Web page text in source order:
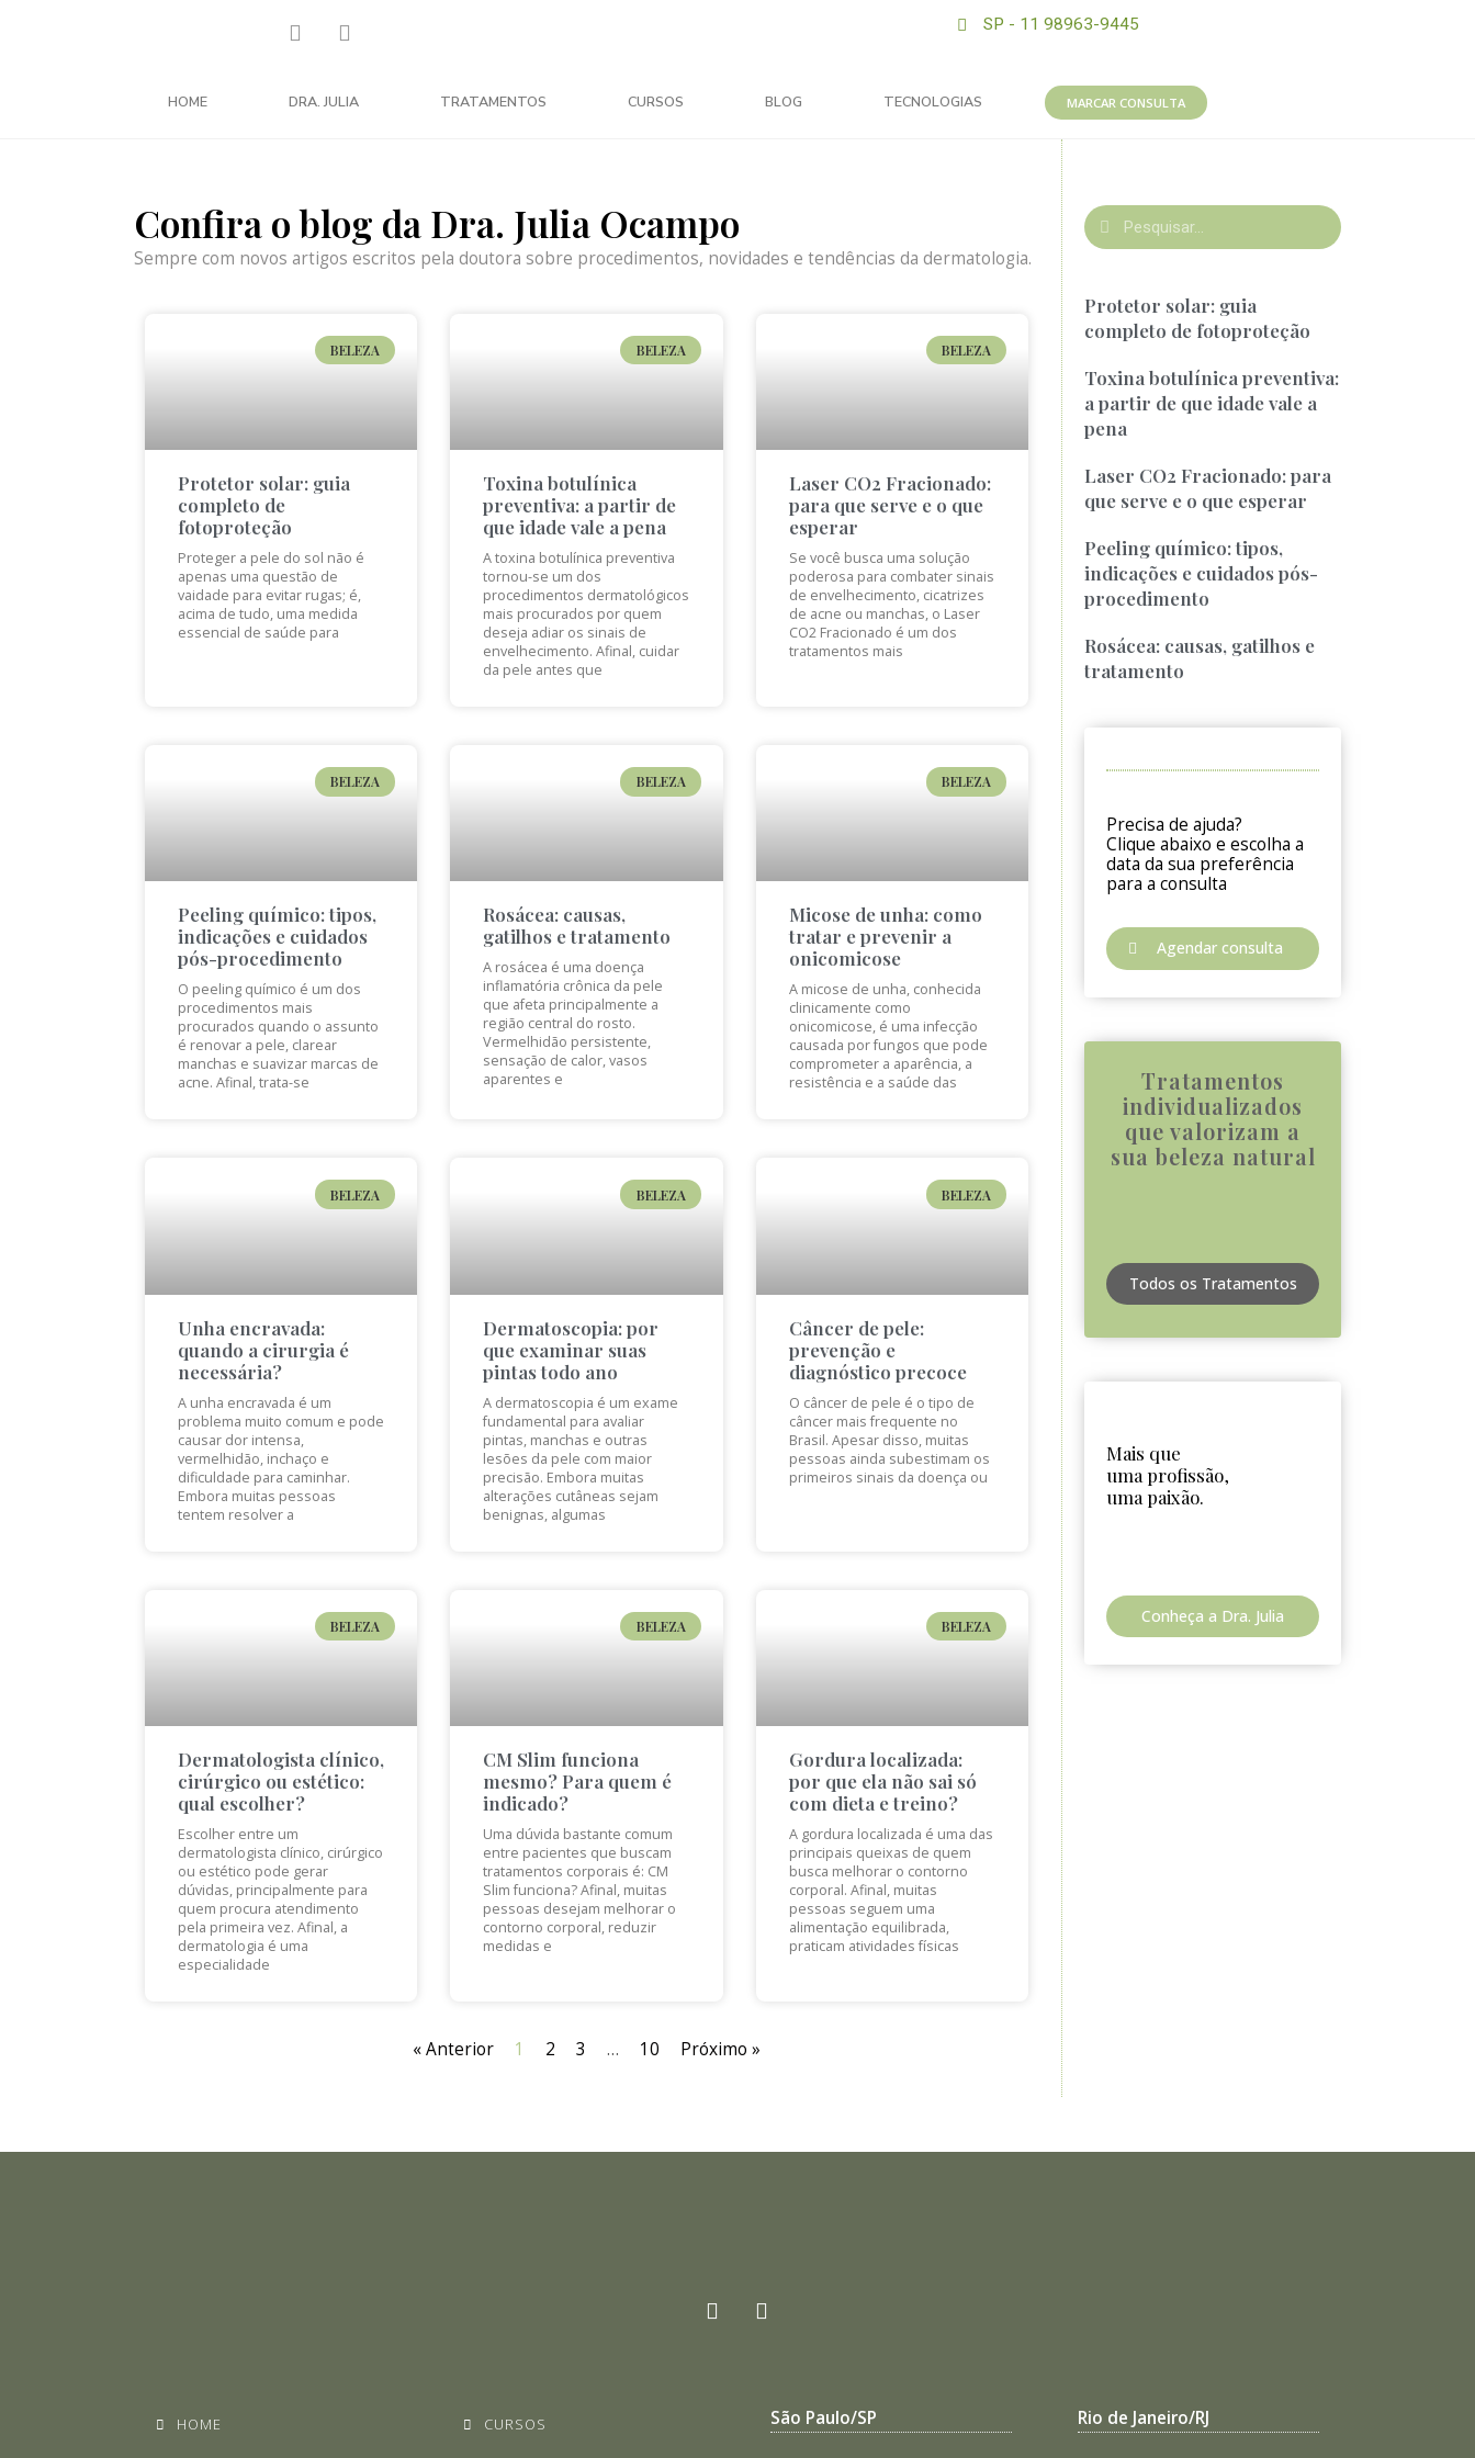
SP - 11 98963-9445
HOME DRA. JULIA TRATAMENTOS CURSOS BLOG TECNOLOGIAS MARCAR CONSULTA
Confira o blog da Dra. Julia Ocampo
Sempre com novos artigos escritos pela doutora sobre procedimentos, novidades e tendências da dermatologia.
BELEZA
Protetor solar: guia
completo de
fotoproteção
Proteger a pele do sol não é
apenas uma questão de
vaidade para evitar rugas; é,
acima de tudo, uma medida
essencial de saúde para
BELEZA
Toxina botulínica
preventiva: a partir de
que idade vale a pena
A toxina botulínica preventiva
tornou-se um dos
procedimentos dermatológicos
mais procurados por quem
deseja adiar os sinais de
envelhecimento. Afinal, cuidar
da pele antes que
BELEZA
Laser CO2 Fracionado:
para que serve e o que
esperar
Se você busca uma solução
poderosa para combater sinais
de envelhecimento, cicatrizes
de acne ou manchas, o Laser
CO2 Fracionado é um dos
tratamentos mais
BELEZA
Peeling químico: tipos,
indicações e cuidados
pós-procedimento
O peeling químico é um dos
procedimentos mais
procurados quando o assunto
é renovar a pele, clarear
manchas e suavizar marcas de
acne. Afinal, trata-se
BELEZA
Rosácea: causas,
gatilhos e tratamento
A rosácea é uma doença
inflamatória crônica da pele
que afeta principalmente a
região central do rosto.
Vermelhidão persistente,
sensação de calor, vasos
aparentes e
BELEZA
Micose de unha: como
tratar e prevenir a
onicomicose
A micose de unha, conhecida
clinicamente como
onicomicose, é uma infecção
causada por fungos que pode
comprometer a aparência, a
resistência e a saúde das
BELEZA
Unha encravada:
quando a cirurgia é
necessária?
A unha encravada é um
problema muito comum e pode
causar dor intensa,
vermelhidão, inchaço e
dificuldade para caminhar.
Embora muitas pessoas
tentem resolver a
BELEZA
Dermatoscopia: por
que examinar suas
pintas todo ano
A dermatoscopia é um exame
fundamental para avaliar
pintas, manchas e outras
lesões da pele com maior
precisão. Embora muitas
alterações cutâneas sejam
benignas, algumas
BELEZA
Câncer de pele:
prevenção e
diagnóstico precoce
O câncer de pele é o tipo de
câncer mais frequente no
Brasil. Apesar disso, muitas
pessoas ainda subestimam os
primeiros sinais da doença ou
BELEZA
Dermatologista clínico,
cirúrgico ou estético:
qual escolher?
Escolher entre um
dermatologista clínico, cirúrgico
ou estético pode gerar
dúvidas, principalmente para
quem procura atendimento
pela primeira vez. Afinal, a
dermatologia é uma
especialidade
BELEZA
CM Slim funciona
mesmo? Para quem é
indicado?
Uma dúvida bastante comum
entre pacientes que buscam
tratamentos corporais é: CM
Slim funciona? Afinal, muitas
pessoas desejam melhorar o
contorno corporal, reduzir
medidas e
BELEZA
Gordura localizada:
por que ela não sai só
com dieta e treino?
A gordura localizada é uma das
principais queixas de quem
busca melhorar o contorno
corporal. Afinal, muitas
pessoas seguem uma
alimentação equilibrada,
praticam atividades físicas
« Anterior 1 2 3 … 10 Próximo »
Protetor solar: guia
completo de fotoproteção
Toxina botulínica preventiva:
a partir de que idade vale a
pena
Laser CO2 Fracionado: para
que serve e o que esperar
Peeling químico: tipos,
indicações e cuidados pós-
procedimento
Rosácea: causas, gatilhos e
tratamento
Precisa de ajuda?
Clique abaixo e escolha a
data da sua preferência
para a consulta
Agendar consulta
Tratamentos
individualizados
que valorizam a
sua beleza natural
Todos os Tratamentos
Mais que
uma profissão,
uma paixão.
Conheça a Dra. Julia
HOME CURSOS São Paulo/SP
Rio de Janeiro/RJ